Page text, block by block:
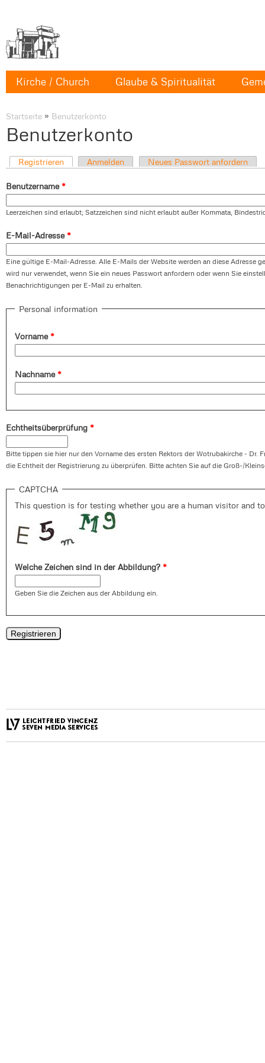
Kirche / Church Glaube & Spiritualität
Startseite » Benutzerkonto
Benutzerkonto
Registrieren Anmelden Neues Passwort anfordern
Benutzername *
Leerzeichen sind erlaubt; Satzzeichen sind nicht erlaubt außer Kommata,
E-Mail-Adresse *
Eine gültige E-Mail-Adresse. Alle E-Mails der Website werden an diese Adresse
wird nur verwendet, wenn Sie ein neues Passwort anfordern oder wenn Sie
Benachrichtigungen per E-Mail zu erhalten.
Personal information
Vorname *
Nachname *
Echtheitsüberprüfung *
Bitte tippen sie hier nur den Vorname des ersten Rektors der Wotrubakirche - Dr.
die Echtheit der Registrierung zu überprüfen. Bitte achten Sie auf die Groß-/
CAPTCHA
This question is for testing whether you are a human visitor and
Welche Zeichen sind in der Abbildung? *
Geben Sie die Zeichen aus der Abbildung ein.